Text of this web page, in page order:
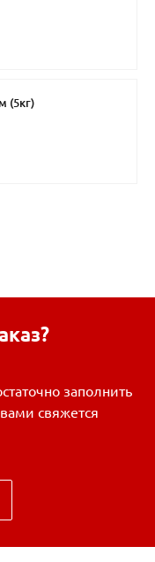
(5кг)
заполнить
свяжется